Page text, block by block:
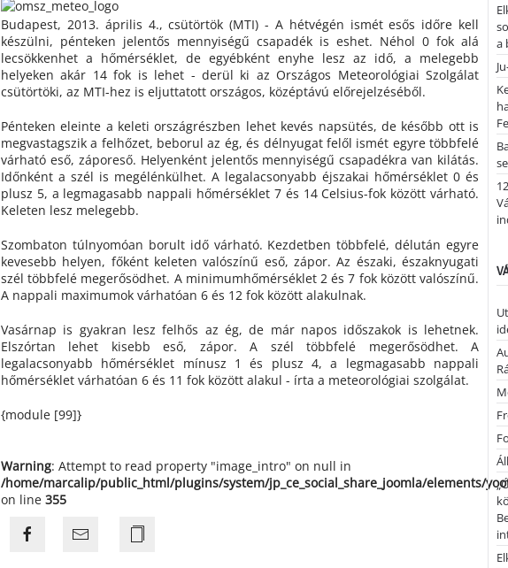
Budapest, 2013. április 4., csütörtök (MTI) - A hétvégén ismét esős időre kell
készülni, pénteken jelentős mennyiségű csapadék is eshet. Néhol 0 fok alá
lecsökkenhet a hőmérséklet, de egyébként enyhe lesz az idő, a melegebb
helyeken akár 14 fok is lehet - derül ki az Országos Meteorológiai Szolgálat
csütörtöki, az MTI-hez is eljuttatott országos, középtávú előrejelzéséből.
Pénteken eleinte a keleti országrészben lehet kevés napsütés, de később ott is
megvastagszik a felhőzet, beborul az ég, és délnyugat felől ismét egyre többfelé
várható eső, záporeső. Helyenként jelentős mennyiségű csapadékra van kilátás.
Időnként a szél is megélénkülhet. A legalacsonyabb éjszakai hőmérséklet 0 és
plusz 5, a legmagasabb nappali hőmérséklet 7 és 14 Celsius-fok között várható.
Keleten lesz melegebb.
Szombaton túlnyomóan borult idő várható. Kezdetben többfelé, délután egyre
kevesebb helyen, főként keleten valószínű eső, zápor. Az északi, északnyugati
szél többfelé megerősödhet. A minimumhőmérséklet 2 és 7 fok között valószínű.
A nappali maximumok várhatóan 6 és 12 fok között alakulnak.
Vasárnap is gyakran lesz felhős az ég, de már napos időszakok is lehetnek.
Elszórtan lehet kisebb eső, zápor. A szél többfelé megerősödhet. A
legalacsonyabb hőmérséklet mínusz 1 és plusz 4, a legmagasabb nappali
hőmérséklet várhatóan 6 és 11 fok között alakul - írta a meteorológiai szolgálat.
{module [99]}
Warning: Attempt to read property "image_intro" on null in
/home/marcalip/public_html/plugins/system/jp_ce_social_share_joomla/elements/
on line 355
a